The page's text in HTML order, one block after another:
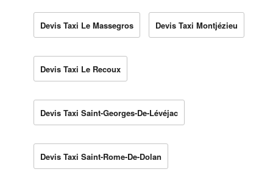
Devis Taxi Le Massegros Devis Taxi Montjézieu
Devis Taxi Le Recoux
Devis Taxi Saint-Georges-De-Lévéjac
Devis Taxi Saint-Rome-De-Dolan